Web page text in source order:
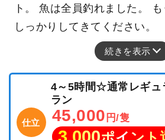
ト。 魚は全員釣れました。
しっかりしてきてください。
続きを表示
仕立
4～5時間☆通常レギュ
ラン
45,000 円/隻